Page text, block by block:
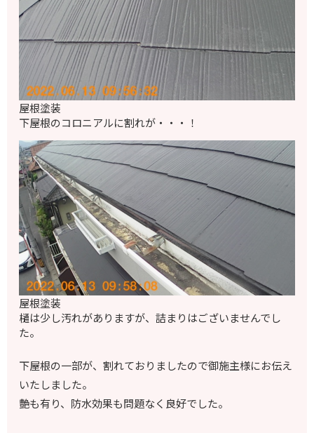
屋根塗装
下屋根のコロニアルに割れが・・・！
屋根塗装
樋は少し汚れがありますが、詰まりはございませんでし
た。
下屋根の一部が、割れておりましたので御施主様にお伝え
いたしました。
艶も有り、防水効果も問題なく良好でした。